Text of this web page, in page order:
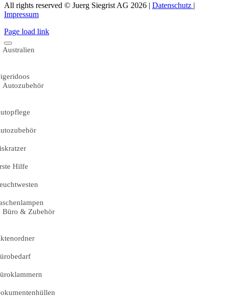
All rights reserved © Juerg Siegrist AG 2026 | Datenschutz |
Impressum
Page load link
Australien
Autozubehör
Hilfe
Büro & Zubehör